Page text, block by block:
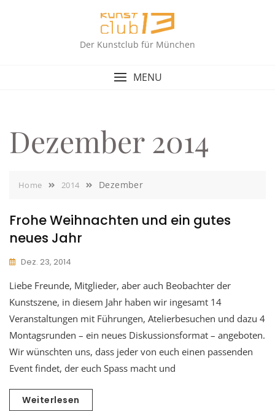
Der Kunstclub für München
MENU
Dezember 2014
Home 2014 Dezember
Frohe Weihnachten und ein gutes
neues Jahr
Dez. 23, 2014
Liebe Freunde, Mitglieder, aber auch Beobachter der
Kunstszene, in diesem Jahr haben wir ingesamt 14
Veranstaltungen mit Führungen, Atelierbesuchen und dazu 4
Montagsrunden – ein neues Diskussionsformat – angeboten.
Wir wünschten uns, dass jeder von euch einen passenden
Event findet, der euch Spass macht und
Weiterlesen